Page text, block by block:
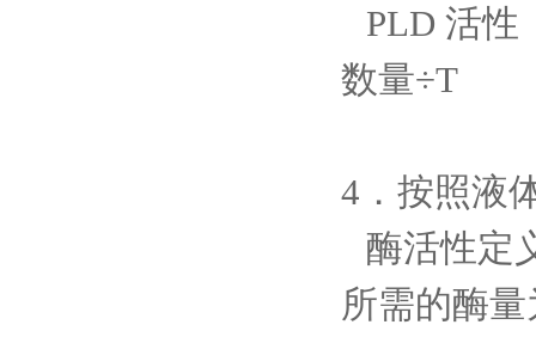
PLD 活性
数量÷T
4．按照液
酶活性定
所需的酶